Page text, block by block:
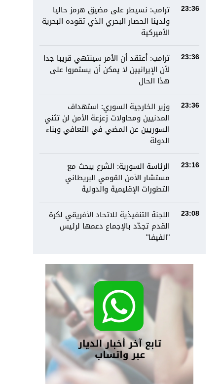
23:36
ترامب: نسيطر على مضيق هرمز حاليا
ولدينا الحصار البحري الذي تقوده البحرية
الأميركية
23:36
ترامب: أعتقد أن الأمر سينتهي قريبا جدا
لأن الإيرانيين لا يمكن أن يستمروا على
هذا الحال
23:36
وزير الخارجية السوري: استهداف
المدنيين ومحاولات زعزعة الأمن لن تثني
السوريين عن المضي في التعافي وبناء
الدولة
23:16
الرئاسة السورية: الشرع يبحث مع
مستشار الأمن القومي البريطاني
التطورات الإقليمية والدولية
23:08
اللجنة التنفيذية للاتحاد الأفريقي لكرة
القدم تجدّد بالإجماع دعمها لرئيس
"الفيفا"